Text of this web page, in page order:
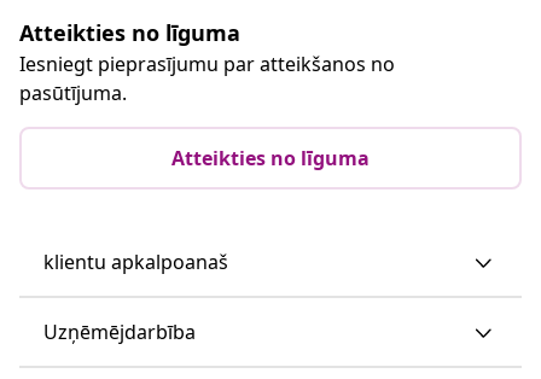
Atteikties no līguma
Iesniegt pieprasījumu par atteikšanos no
pasūtījuma.
Atteikties no līguma
klientu apkalpoanaš
Uzņēmējdarbība